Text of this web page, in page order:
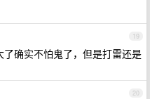
19
确实不怕鬼了，但是打雷还是
20